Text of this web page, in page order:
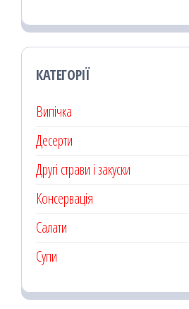
КАТЕГОРІЇ
Випічка
Десерти
Другі страви і закуски
Консервація
Салати
Супи